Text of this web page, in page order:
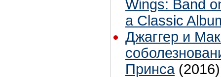
Wings: Band
a Classic
Джаггер и
Принса (2016)